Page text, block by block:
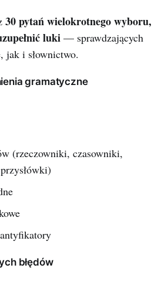
30 pytań wielokrotnego wyboru,
luki — sprawdzających
jak i słownictwo.
gramatyczne
(rzeczowniki, czasowniki,
błędów